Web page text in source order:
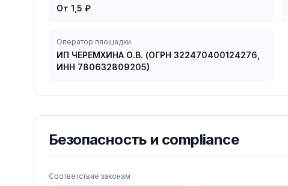
От 1,5 ₽
Оператор площадки
ИП ЧЕРЕМХИНА О.В. (ОГРН 322470400124276,
ИНН 780632809205)
Безопасность и compliance
Соответствие законам